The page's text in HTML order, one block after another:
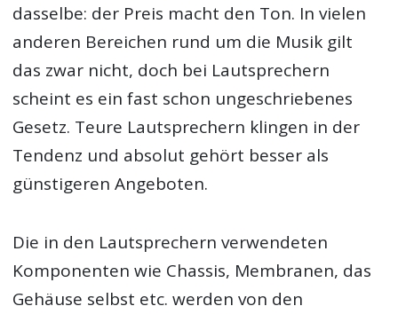
dasselbe: der Preis macht den Ton. In vielen
anderen Bereichen rund um die Musik gilt
das zwar nicht, doch bei Lautsprechern
scheint es ein fast schon ungeschriebenes
Gesetz. Teure Lautsprechern klingen in der
Tendenz und absolut gehört besser als
günstigeren Angeboten.
Die in den Lautsprechern verwendeten
Komponenten wie Chassis, Membranen, das
Gehäuse selbst etc. werden von den